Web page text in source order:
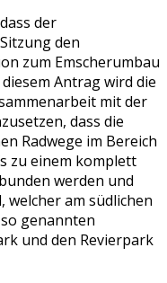
der
den
zum Emscherumbau
Antrag wird die
mit der
dass die
Radwege im Bereich
zu einem komplett
werden und
am südlichen
genannten
und den Revierpark